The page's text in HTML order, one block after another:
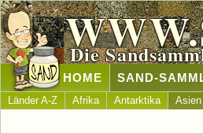
Die
HOME SAND-
Länder A-Z Afrika Antarktika Asien